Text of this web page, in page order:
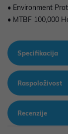
• Environment
• MTBF 100,000
Specifikacija
Raspoloživost
Recenzije